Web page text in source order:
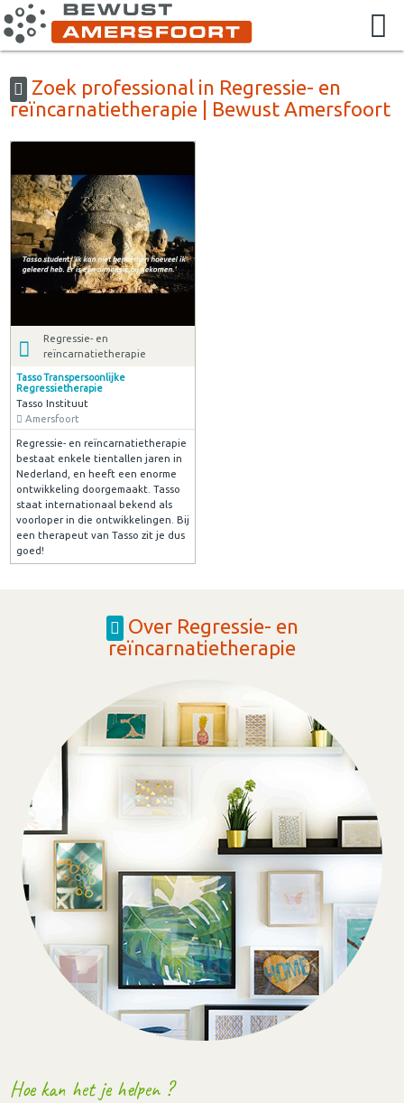
Zoek professional in Regressie- en
reïncarnatietherapie | Bewust Amersfoort
Regressie- en
reïncarnatietherapie
Tasso Transpersoonlijke
Regressietherapie
Tasso Instituut
Amersfoort
Regressie- en reïncarnatietherapie
bestaat enkele tientallen jaren in
Nederland, en heeft een enorme
ontwikkeling doorgemaakt. Tasso
staat internationaal bekend als
voorloper in die ontwikkelingen. Bij
een therapeut van Tasso zit je dus
goed!
Over Regressie- en
reïncarnatietherapie
Hoe kan het je helpen ?